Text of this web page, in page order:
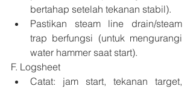
bertahap setelah tekanan stabil).
Pastikan steam line drain/steam
trap berfungsi (untuk mengurangi
water hammer saat start).
F. Logsheet
Catat: jam start, tekanan target,